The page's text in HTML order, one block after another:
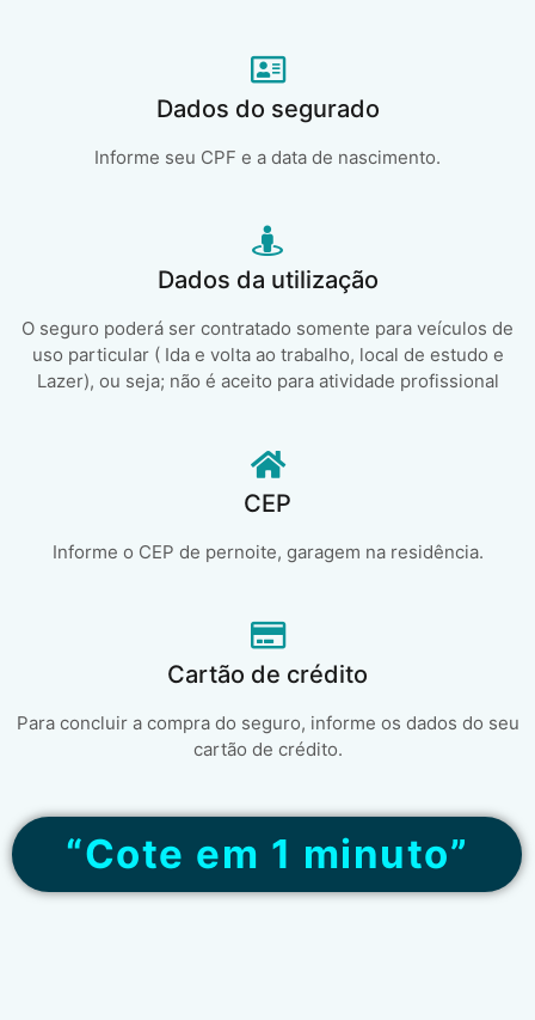
Dados do segurado
Informe seu CPF e a data de nascimento.
Dados da utilização
O seguro poderá ser contratado somente para veículos de
uso particular ( Ida e volta ao trabalho, local de estudo e
Lazer), ou seja; não é aceito para atividade profissional
CEP
Informe o CEP de pernoite, garagem na residência.
Cartão de crédito
Para concluir a compra do seguro, informe os dados do seu
cartão de crédito.
“Cote em 1 minuto”